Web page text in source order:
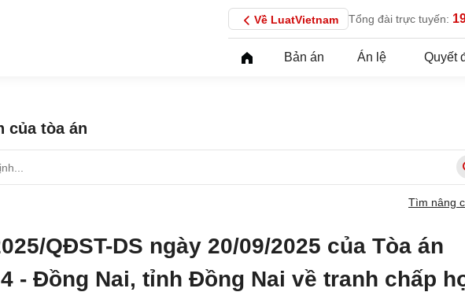
Về LuatVietnam Tổng đài trực tuyến:
Bản án Án lệ Quyết
của tòa án
Tìm nâng
QĐST-DS ngày 20/09/2025 của Tòa án
- Đồng Nai, tỉnh Đồng Nai về tranh chấp